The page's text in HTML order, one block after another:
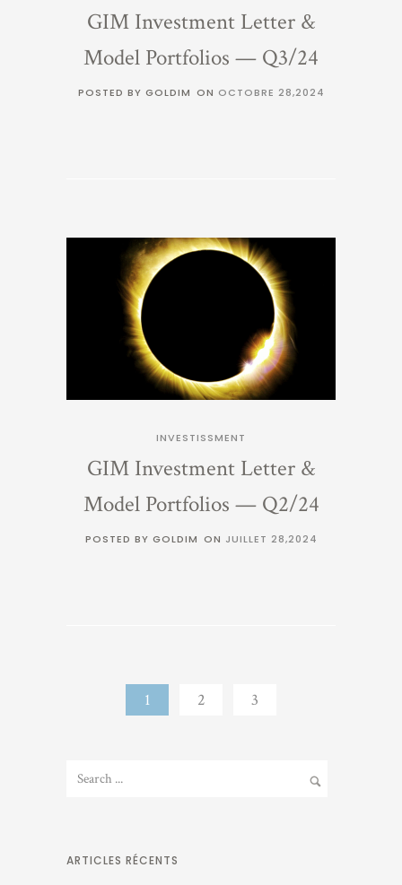
GIM Investment Letter &
Model Portfolios — Q3/24
POSTED BY GOLDIM ON OCTOBRE 28,2024
INVESTISSMENT
GIM Investment Letter &
Model Portfolios — Q2/24
POSTED BY GOLDIM ON JUILLET 28,2024
1 2 3
ARTICLES RÉCENTS